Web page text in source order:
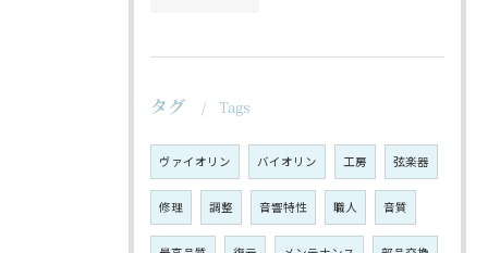
タグ Tags
ヴァイオリン バイオリン 工房 弦楽器
修理 調整 音響特性 職人 音質